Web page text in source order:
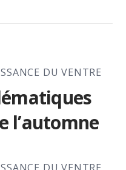
DU VENTRE
l’automne